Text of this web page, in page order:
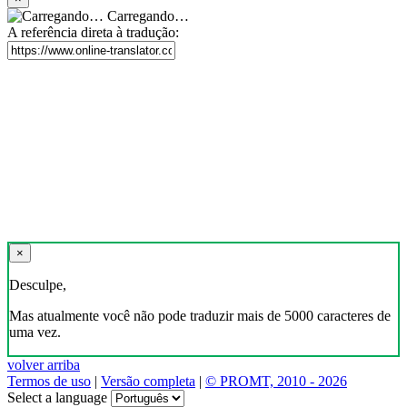
Carregando…
A referência direta à tradução:
×
Desculpe,
Mas atualmente você não pode traduzir mais de 5000 caracteres de
uma vez.
volver arriba
Termos de uso | Versão completa | © PROMT, 2010 - 2026
Select a language